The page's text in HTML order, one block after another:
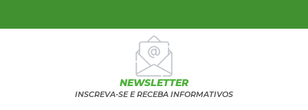
NEWSLETTER
INSCREVA-SE E RECEBA INFORMATIVOS